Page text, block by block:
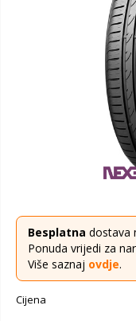
Besplatna dostava
Ponuda vrijedi za
Više saznaj ovdje.
Cijena